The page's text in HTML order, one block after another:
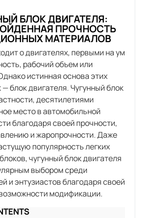
БЛОК ДВИГАТЕЛЯ:
ПРОЧНОСТЬ
МАТЕРИАЛОВ
о двигателях, первыми на ум
рабочий объем или
истинная основа этих
— блок двигателя. Чугунный блок
десятилетиями
место в автомобильной
благодаря своей прочности,
и жаропрочности. Даже
популярность легких
чугунный блок двигателя
выбором среди
и энтузиастов благодаря своей
модификации.